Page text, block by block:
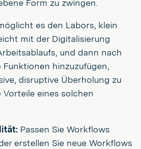
Form zu zwingen.
es den Labors, klein
mit der Digitalisierung
und dann nach
hinzuzufügen,
disruptive Überholung zu
Vorteile eines solchen
Passen Sie Workflows
erstellen Sie neue Workflows